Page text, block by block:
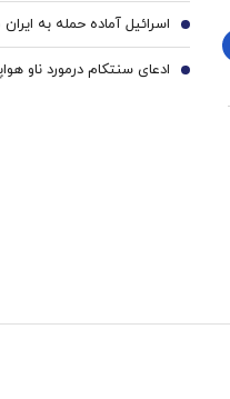
اسرائیل آماده حمله به 9
ادعای سنتکام درمورد ناو 10